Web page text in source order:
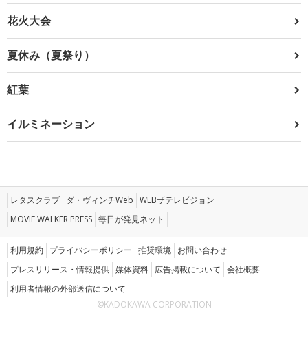
花火大会
夏休み（夏祭り）
紅葉
イルミネーション
レタスクラブ ダ・ヴィンチWeb WEBザテレビジョン
MOVIE WALKER PRESS 毎日が発見ネット
利用規約 プライバシーポリシー 推奨環境 お問い合わせ
プレスリリース・情報提供 媒体資料 広告掲載について 会社概要
利用者情報の外部送信について
©KADOKAWA CORPORATION